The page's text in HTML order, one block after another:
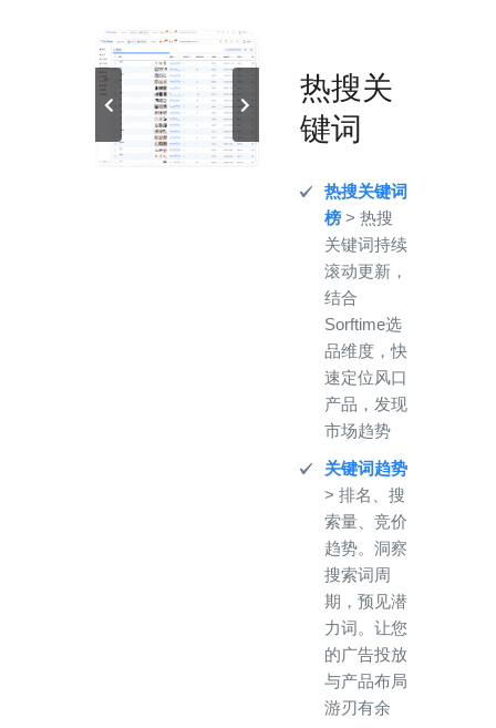
热搜关
键词
热搜关键词
榜> 热搜
关键词持续
滚动更新，
结合
Sorftime选
品维度，快
速定位风口
产品，发现
市场趋势
关键词趋势
> 排名、搜
索量、竞价
趋势。洞察
搜索词周
期，预见潜
力词。让您
的广告投放
与产品布局
游刃有余